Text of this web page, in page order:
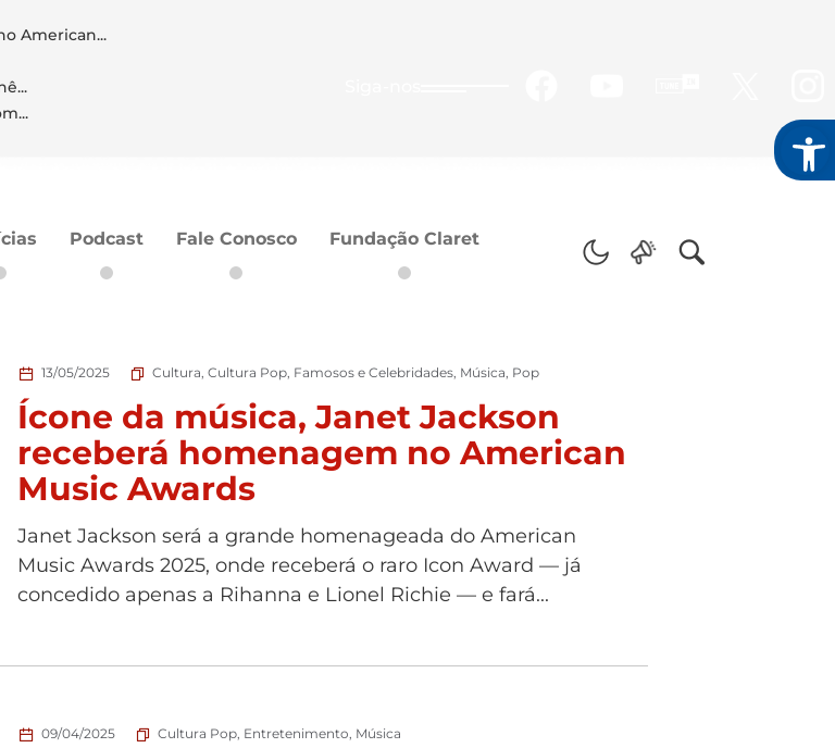
American...
Podcast Fale Conosco Fundação Claret
13/05/2025 Cultura, Cultura Pop, Famosos e Celebridades, Música, Pop
Ícone da música, Janet Jackson
receberá homenagem no American
Music Awards
Janet Jackson será a grande homenageada do American
Music Awards 2025, onde receberá o raro Icon Award — já
concedido apenas a Rihanna e Lionel Richie — e fará...
09/04/2025 Cultura Pop, Entretenimento, Música